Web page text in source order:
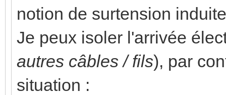
notion de surtension
Je peux isoler l'arrivée
autres câbles / fils), par
situation :